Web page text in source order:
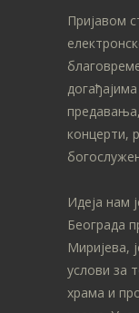
Пријавом
концерти,
Идеја нам
Београда
Миријева,
услови за
храма и